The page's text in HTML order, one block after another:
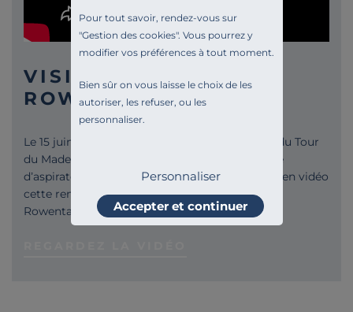
VISITE DE L'USINE
ROWENTA
Le 15 juin 2017, à l’occasion de la 4ème édition du Tour
du Made in France, l’usine de la célèbre marque
d’aspirateurs nous a ouvert ses portes. Revivez en vidéo
cette rencontre au cœur du site de production
Rowenta à Vernon !
Pour tout savoir, rendez-vous sur
"Gestion des cookies". Vous pourrez y
modifier vos préférences à tout moment.
Bien sûr on vous laisse le choix de les
autoriser, les refuser, ou les
personnaliser.
Personnaliser
Accepter et continuer